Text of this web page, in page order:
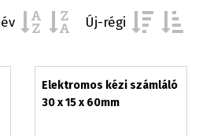
Új-régi
Elektromos kézi számláló
30 x 15 x 60mm